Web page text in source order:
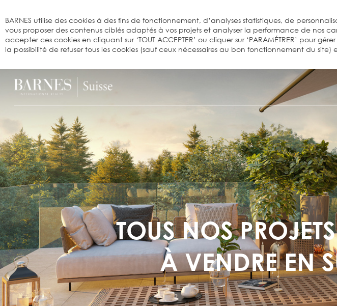
TOUS NOS
À VENDRE EN
BARNES utilise des cookies à des fins de fonctionnement, d’analyses statistiques, de
vous proposer des contenus ciblés adaptés à vos projets et analyser la performance de nos
accepter ces cookies en cliquant sur ‘TOUT ACCEPTER’ ou cliquer sur ‘PARAMÉTRER’ pour
la possibilité de refuser tous les cookies (sauf ceux nécessaires au bon fonctionnement du site)